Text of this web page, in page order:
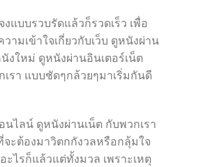
งแบบรวบรัดแล้วก็รวดเร็ว เพื่อ
ามเข้าใจเกี่ยวกับเว็บ ดูหนังผ่าน
งใหม่ ดูหนังผ่านอินเตอร์เน็ต
เรา แบบชัดๆกล้วยๆมาเริ่มกันดี
นไลน์ ดูหนังผ่านเน็ต กับพวกเรา
จะต้องมาวิตกกังวลหรือกลุ้มใจ
อะไรก็แล้วแต่ทั้งมวล เพราะเหตุ